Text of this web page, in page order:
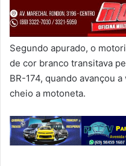
Segundo apurado, o
de cor branco transitava
BR-174, quando avançou
cheio a motoneta.